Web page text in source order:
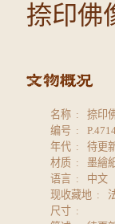
捺印佛
名称
捺印
编号
年代
待更
材质
墨繪
语言
中文
现收藏地
尺寸